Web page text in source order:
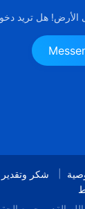
الأرض! هل تريد
شكر وتقدير